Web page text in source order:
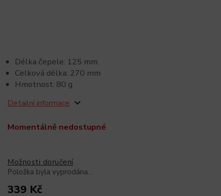
339 Kč
Momentálně nedostupné
Možnosti doručení
Položka byla vyprodána…
Délka čepele: 125 mm
Celková délka: 270 mm
Hmotnost: 80 g
Detailní informace